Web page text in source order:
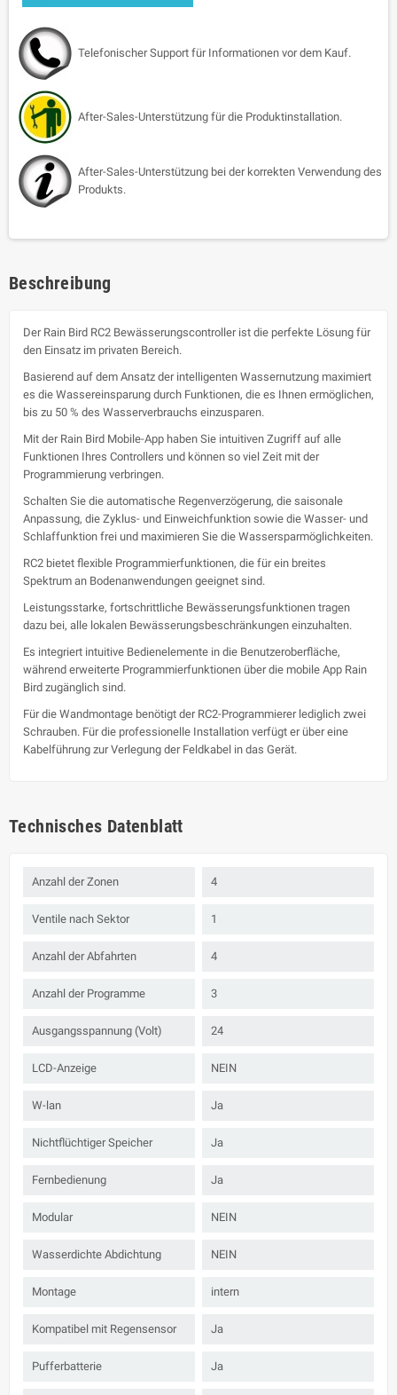
Telefonischer Support für Informationen vor dem Kauf.
After-Sales-Unterstützung für die Produktinstallation.
After-Sales-Unterstützung bei der korrekten Verwendung des
Produkts.
Beschreibung
Der Rain Bird RC2 Bewässerungscontroller ist die perfekte Lösung für
den Einsatz im privaten Bereich.
Basierend auf dem Ansatz der intelligenten Wassernutzung maximiert
es die Wassereinsparung durch Funktionen, die es Ihnen ermöglichen,
bis zu 50 % des Wasserverbrauchs einzusparen.
Mit der Rain Bird Mobile-App haben Sie intuitiven Zugriff auf alle
Funktionen Ihres Controllers und können so viel Zeit mit der
Programmierung verbringen.
Schalten Sie die automatische Regenverzögerung, die saisonale
Anpassung, die Zyklus- und Einweichfunktion sowie die Wasser- und
Schlaffunktion frei und maximieren Sie die Wassersparmöglichkeiten.
RC2 bietet flexible Programmierfunktionen, die für ein breites
Spektrum an Bodenanwendungen geeignet sind.
Leistungsstarke, fortschrittliche Bewässerungsfunktionen tragen
dazu bei, alle lokalen Bewässerungsbeschränkungen einzuhalten.
Es integriert intuitive Bedienelemente in die Benutzeroberfläche,
während erweiterte Programmierfunktionen über die mobile App Rain
Bird zugänglich sind.
Für die Wandmontage benötigt der RC2-Programmierer lediglich zwei
Schrauben. Für die professionelle Installation verfügt er über eine
Kabelführung zur Verlegung der Feldkabel in das Gerät.
Technisches Datenblatt
Anzahl der Zonen 4
Ventile nach Sektor 1
Anzahl der Abfahrten 4
Anzahl der Programme 3
Ausgangsspannung (Volt) 24
LCD-Anzeige NEIN
W-lan Ja
Nichtflüchtiger Speicher Ja
Fernbedienung Ja
Modular NEIN
Wasserdichte Abdichtung NEIN
Montage intern
Kompatibel mit Regensensor Ja
Pufferbatterie Ja